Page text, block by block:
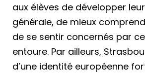
aux élèves de développer
générale, de mieux
de se sentir concernés par
entoure. Par ailleurs,
d’une identité européenne